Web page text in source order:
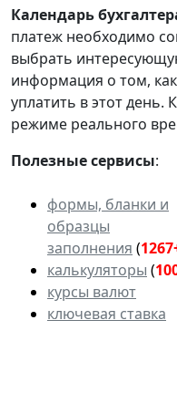
Календарь
платеж необходимо
выбрать
информация о том,
уплатить в этот день.
режиме реального
Полезные сервисы:
формы, бланки и
образцы
заполнения (
калькуляторы (
курсы валют
ключевая ставка